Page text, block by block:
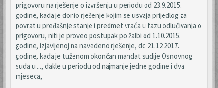
prigovoru na rješenje o izvršenju u periodu od 23.9.2015.
godine, kada je donio rješenje kojim se usvaja prijedlog za
povrat u pređašnje stanje i predmet vraća u fazu odlučivanja o
prigovoru, niti je proveo postupak po žalbi od 1.10.2015.
godine, izjavljenoj na navedeno rješenje, do 21.12.2017.
godine, kada je tuženom okončan mandat sudije Osnovnog
suda u ..., dakle u periodu od najmanje jedne godine i dva
mjeseca,